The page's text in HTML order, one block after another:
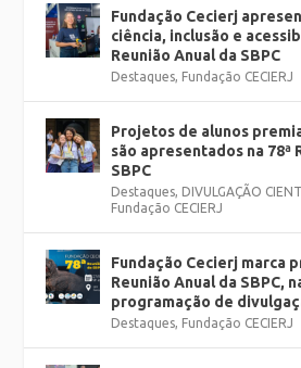
Fundação Cecierj
ciência, inclusão e
Reunião Anual da SBPC
Destaques, Fundação CECIERJ
Projetos de alunos
são apresentados na 78ª
SBPC
Destaques, DIVULGAÇÃO
Fundação CECIERJ
Fundação Cecierj marca
Reunião Anual da SBPC,
programação de
Destaques, Fundação CECIERJ